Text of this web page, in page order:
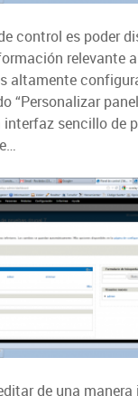
control es poder
relevante
altamente
“Personalizar
interfaz sencillo de
de una